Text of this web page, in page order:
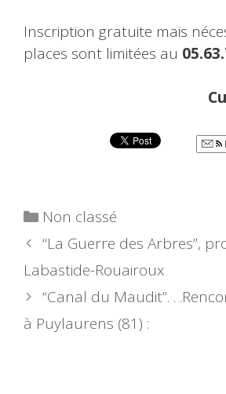
Inscription gratuite mais
places sont limitées au
Catégories
Non classé
“La Guerre des Arbres”,
Labastide-Rouairoux
“Canal du Maudit”. .
à Puylaurens (81) :